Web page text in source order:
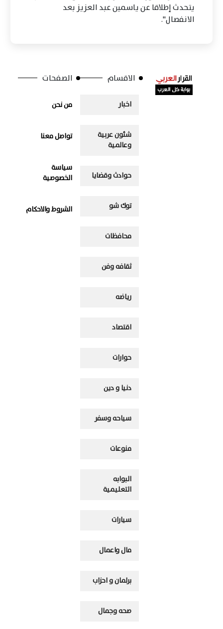
يتحدث إطلاقا عن ياسمين عبد العزيز بعد
الانفصال".
الاقسام
اخبار
شئون عربية
وعالمية
حوادث وقضايا
توك شو
محافظات
ثقافه وفن
رياضه
اقتصاد
حوارات
دنيا و دين
سياحه وسفر
منوعات
البوابه
التعليمية
سيارات
مال واعمال
برلمان و احزاب
صحه وجمال
الصفحات
من نحن
تواصل معنا
سياسة
الخصوصية
الشروط والاحكام